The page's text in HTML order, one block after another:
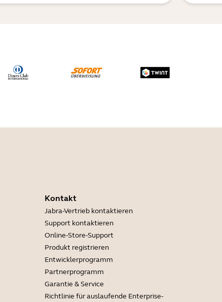
Kontakt
Jabra-Vertrieb kontaktieren
Support kontaktieren
Online-Store-Support
Produkt registrieren
Entwicklerprogramm
Partnerprogramm
Garantie & Service
Richtlinie für auslaufende Enterprise-